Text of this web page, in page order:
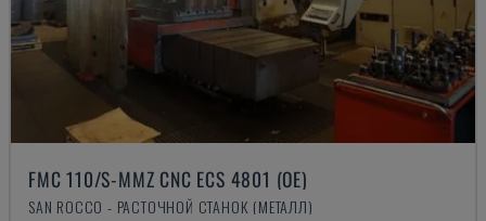
FMC 110/S-MMZ CNC ECS 4801 (OE)
SAN ROCCO - РАСТОЧНОЙ СТАНОК (МЕТАЛЛ)